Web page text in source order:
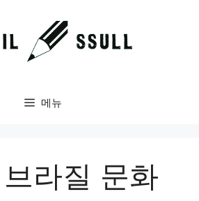
메뉴
라질 문화